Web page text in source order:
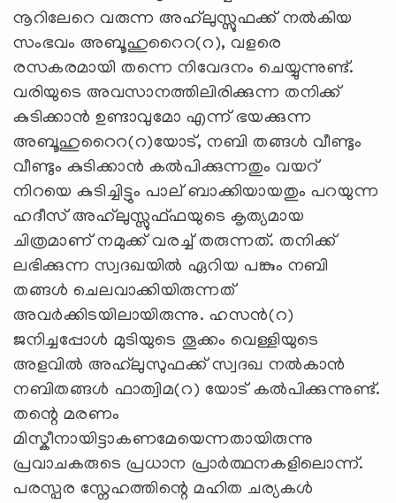
നൂറിലേറെ വരുന്ന അഹ്‍ലുസ്സുഫക്ക് നൽകിയ
സംഭവം അബൂഹുറൈറ(റ), വളരെ
രസകരമായി തന്നെ നിവേദനം ചെയ്യുന്നുണ്ട്.
വരിയുടെ അവസാനത്തിലിരിക്കുന്ന തനിക്ക്
കുടിക്കാന്‍ ഉണ്ടാവുമോ എന്ന് ഭയക്കുന്ന
അബൂഹുറൈറ(റ)യോട്, നബി തങ്ങള്‍ വീണ്ടും
വീണ്ടും കുടിക്കാന്‍ കല്‍പിക്കുന്നതും വയറ്
നിറയെ കുടിച്ചിട്ടും പാല് ബാക്കിയായതും പറയുന്ന
ഹദീസ് അഹ്‍ലുസ്സുഫ്ഫയുടെ കൃത്യമായ
ചിത്രമാണ് നമുക്ക് വരച്ച് തരുന്നത്. തനിക്ക്
ലഭിക്കുന്ന സ്വദഖയിൽ ഏറിയ പങ്കും നബി
തങ്ങൾ ചെലവാക്കിയിരുന്നത്
അവർക്കിടയിലായിരുന്നു. ഹസൻ(റ)
ജനിച്ചപ്പോൾ മുടിയുടെ തൂക്കം വെള്ളിയുടെ
അളവിൽ അഹ്‍ലുസുഫക്ക് സ്വദഖ നൽകാൻ
നബിതങ്ങൾ ഫാത്വിമ(റ) യോട് കൽപിക്കുന്നുണ്ട്.
തന്റെ മരണം
മിസ്കീനായിട്ടാകണമേയെന്നതായിരുന്നു
പ്രവാചകരുടെ പ്രധാന പ്രാർത്ഥനകളിലൊന്ന്.
പരസ്പര സ്നേഹത്തിന്റെ മഹിത ചര്യകൾ